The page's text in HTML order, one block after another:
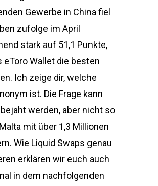
Gewerbe in China fiel
zufolge im April
stark auf 51,1 Punkte,
eToro Wallet die besten
Ich zeige dir, welche
ist. Die Frage kann
werden, aber nicht so
mit über 1,3 Millionen
Wie Liquid Swaps genau
erklären wir euch auch
in dem nachfolgenden